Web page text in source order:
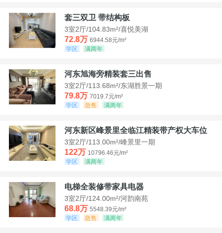
套三双卫 带结构板
3室2厅/104.83m²/喜悦美湖
72.8万 6944.58元/m²
学区
满两年
河东旭海旁精装套三出售
3室2厅/113.68m²/东湖胜景一期
79.8万 7019.7元/m²
学区
急售 满两年
河东新区峰景里全临江精装带产权大车位
3室2厅/113.00m²/峰景里一期
122万 10796.46元/m²
学区
满两年
电梯全装修带家具电器
3室2厅/124.00m²/河韵南苑
68.8万 5548.39元/m²
学区
急售 满两年